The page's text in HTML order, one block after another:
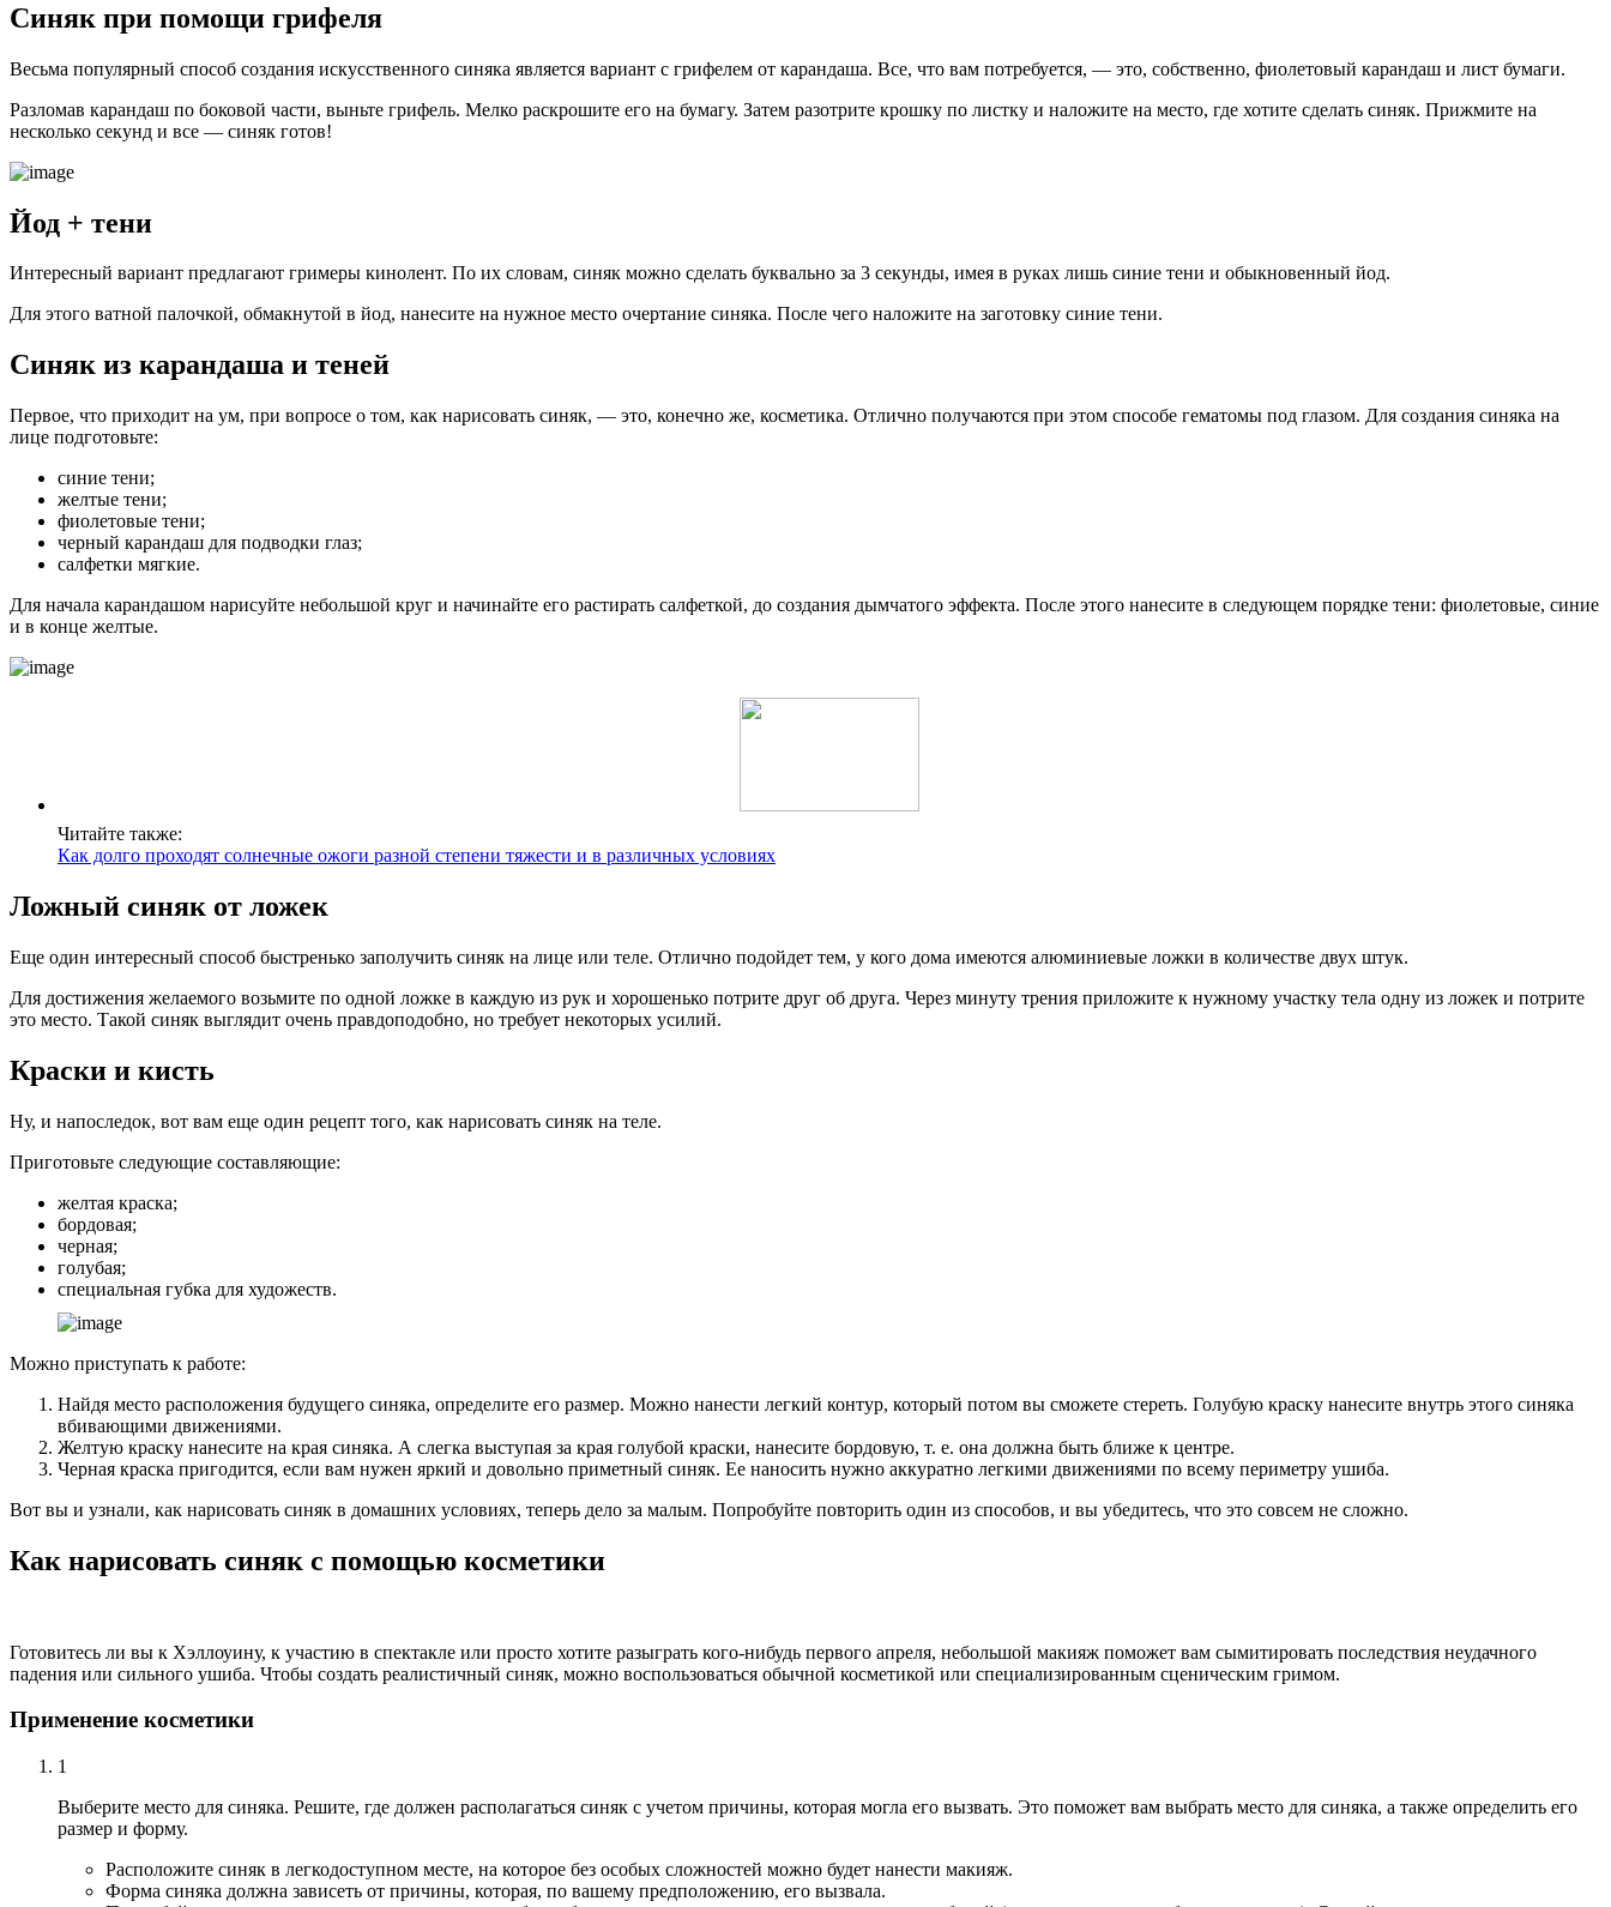
Синяк при помощи грифеля
Весьма популярный способ создания искусственного синяка является вариант с грифелем от карандаша. Все, что вам потребуется, — это, собственно, фиолетовый карандаш и лист бумаги.
Разломав карандаш по боковой части, выньте грифель. Мелко раскрошите его на бумагу. Затем разотрите крошку по листку и наложите на место, где хотите сделать синяк. Прижмите на
несколько секунд и все — синяк готов!
Йод + тени
Интересный вариант предлагают гримеры кинолент. По их словам, синяк можно сделать буквально за 3 секунды, имея в руках лишь синие тени и обыкновенный йод.
Для этого ватной палочкой, обмакнутой в йод, нанесите на нужное место очертание синяка. После чего наложите на заготовку синие тени.
Синяк из карандаша и теней
Первое, что приходит на ум, при вопросе о том, как нарисовать синяк, — это, конечно же, косметика. Отлично получаются при этом способе гематомы под глазом. Для создания синяка на
лице подготовьте:
синие тени;
желтые тени;
фиолетовые тени;
черный карандаш для подводки глаз;
салфетки мягкие.
Для начала карандашом нарисуйте небольшой круг и начинайте его растирать салфеткой, до создания дымчатого эффекта. После этого нанесите в следующем порядке тени: фиолетовые, синие
и в конце желтые.
Читайте также:
Как долго проходят солнечные ожоги разной степени тяжести и в различных условиях
Ложный синяк от ложек
Еще один интересный способ быстренько заполучить синяк на лице или теле. Отлично подойдет тем, у кого дома имеются алюминиевые ложки в количестве двух штук.
Для достижения желаемого возьмите по одной ложке в каждую из рук и хорошенько потрите друг об друга. Через минуту трения приложите к нужному участку тела одну из ложек и потрите
это место. Такой синяк выглядит очень правдоподобно, но требует некоторых усилий.
Краски и кисть
Ну, и напоследок, вот вам еще один рецепт того, как нарисовать синяк на теле.
Приготовьте следующие составляющие:
желтая краска;
бордовая;
черная;
голубая;
специальная губка для художеств.
Можно приступать к работе:
Найдя место расположения будущего синяка, определите его размер. Можно нанести легкий контур, который потом вы сможете стереть. Голубую краску нанесите внутрь этого синяка
вбивающими движениями.
Желтую краску нанесите на края синяка. А слегка выступая за края голубой краски, нанесите бордовую, т. е. она должна быть ближе к центре.
Черная краска пригодится, если вам нужен яркий и довольно приметный синяк. Ее наносить нужно аккуратно легкими движениями по всему периметру ушиба.
Вот вы и узнали, как нарисовать синяк в домашних условиях, теперь дело за малым. Попробуйте повторить один из способов, и вы убедитесь, что это совсем не сложно.
Как нарисовать синяк с помощью косметики
Готовитесь ли вы к Хэллоуину, к участию в спектакле или просто хотите разыграть кого-нибудь первого апреля, небольшой макияж поможет вам сымитировать последствия неудачного
падения или сильного ушиба. Чтобы создать реалистичный синяк, можно воспользоваться обычной косметикой или специализированным сценическим гримом.
Применение косметики
1
Выберите место для синяка. Решите, где должен располагаться синяк с учетом причины, которая могла его вызвать. Это поможет вам выбрать место для синяка, а также определить его
размер и форму.
Расположите синяк в легкодоступном месте, на которое без особых сложностей можно будет нанести макияж.
Форма синяка должна зависеть от причины, которая, по вашему предположению, его вызвала.